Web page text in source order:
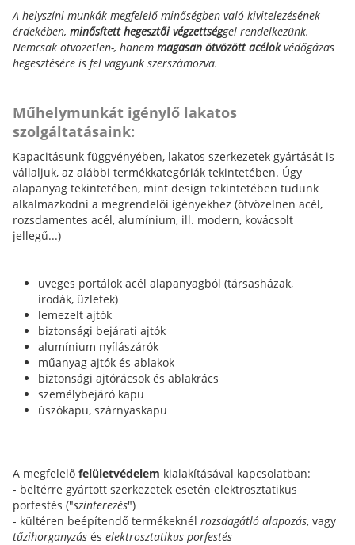
A helyszíni munkák megfelelő minőségben való kivitelezésének
érdekében, minősített hegesztői végzettséggel rendelkezünk.
Nemcsak ötvözetlen-, hanem magasan ötvözött acélokvédőgázas
hegesztésére is fel vagyunk szerszámozva.
Műhelymunkát igénylő lakatos
szolgáltatásaink:
Kapacitásunk függvényében, lakatos szerkezetek gyártását is
vállaljuk, az alábbi termékkategóriák tekintetében. Úgy
alapanyag tekintetében, mint design tekintetében tudunk
alkalmazkodni a megrendelői igényekhez (ötvözelnen acél,
rozsdamentes acél, alumínium, ill. modern, kovácsolt
jellegű...)
üveges portálok acél alapanyagból (társasházak,
irodák, üzletek)
lemezelt ajtók
biztonsági bejárati ajtók
alumínium nyílászárók
műanyag ajtók és ablakok
biztonsági ajtórácsok és ablakrács
személybejáró kapu
úszókapu, szárnyaskapu
A megfelelő felületvédelem kialakításával kapcsolatban:
- beltérre gyártott szerkezetek esetén elektrosztatikus
porfestés ("szinterezés")
- kültéren beépítendő termékeknél rozsdagátló alapozás, vagy
tűzihorganyzás és elektrosztatikus porfestés